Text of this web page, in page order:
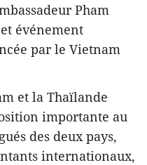
Pham
événement
par le Vietnam
et la Thaïlande
importante au
des deux pays,
internationaux,